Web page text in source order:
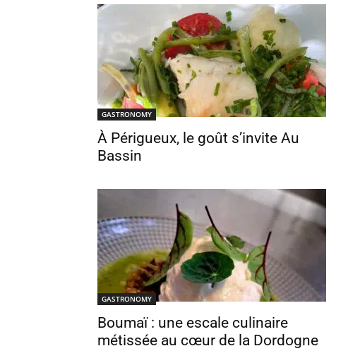
GASTRONOMY
À Périgueux, le goût s’invite Au
Bassin
GASTRONOMY
Boumaï : une escale culinaire
métissée au cœur de la Dordogne